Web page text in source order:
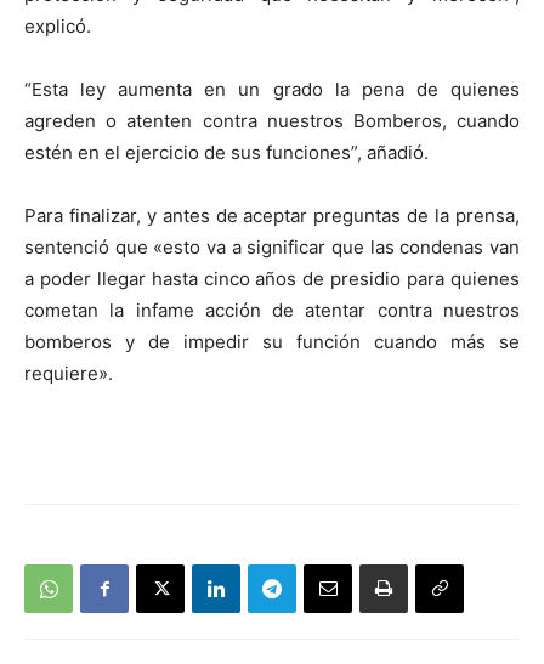
explicó.
“Esta ley aumenta en un grado la pena de quienes
agreden o atenten contra nuestros Bomberos, cuando
estén en el ejercicio de sus funciones”, añadió.
Para finalizar, y antes de aceptar preguntas de la prensa,
sentenció que «esto va a significar que las condenas van
a poder llegar hasta cinco años de presidio para quienes
cometan la infame acción de atentar contra nuestros
bomberos y de impedir su función cuando más se
requiere».